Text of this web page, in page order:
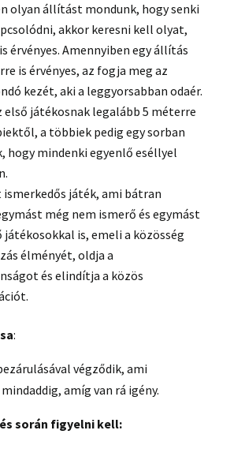
olyan állítást mondunk, hogy senki
akkor keresni kell olyat,
érvényes. Amennyiben egy állítás
is érvényes, az fogja meg az
kezét, aki a leggyorsabban odaér.
első játékosnak legalább 5 méterre
a többiek pedig egy sorban
hogy mindenki egyenlő eséllyel
ismerkedős játék, ami bátran
még nem ismerő és egymást
játékosokkal is, emeli a közösség
élményét, oldja a
és elindítja a közös
:
végződik, ami
amíg van rá igény.
során figyelni kell: